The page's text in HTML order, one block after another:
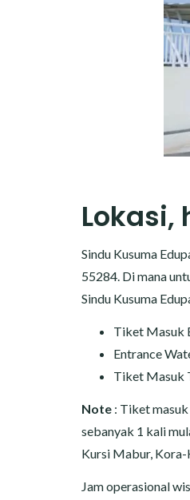
Sindu Kusuma
55284. Di mana
Sindu Kusuma
Tiket Masuk
Entrance
Tiket Masuk
Note : Tiket
sebanyak 1 kali
Kursi Mabur, Kora-
Jam operasional